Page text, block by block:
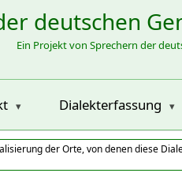
deutschen
Ein Projekt von Sprechern der
Dialekterfassung
der Orte, von denen diese